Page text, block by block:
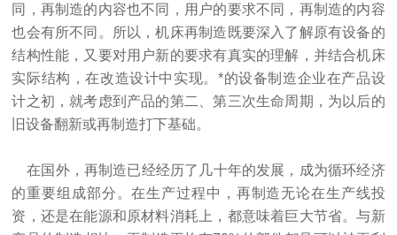
同，再制造的内容也不同，用户的要求不同，再制造的内容
也会有所不同。所以，机床再制造既要深入了解原有设备的
结构性能，又要对用户新的要求有真实的理解，并结合机床
实际结构，在改造设计中实现。*的设备制造企业在产品设
计之初，就考虑到产品的第二、第三次生命周期，为以后的
旧设备翻新或再制造打下基础。
在国外，再制造已经经历了几十年的发展，成为循环经济
的重要组成部分。在生产过程中，再制造无论在生产线投
资，还是在能源和原材料消耗上，都意味着巨大节省。与新